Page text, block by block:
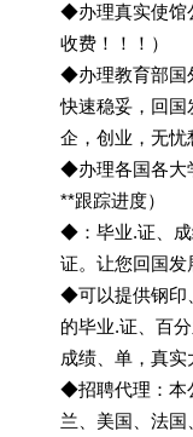
◆办理真实使馆
收费！！！）
◆办理教育部国
快速稳妥，回
企，创业，无
◆办理各国各大
**跟踪进度）
◆：毕业.证、成
证。让您回国发
◆可以提供钢印
的毕业.证、百
成绩、单，真实
◆招聘代理：本
兰、美国、法国